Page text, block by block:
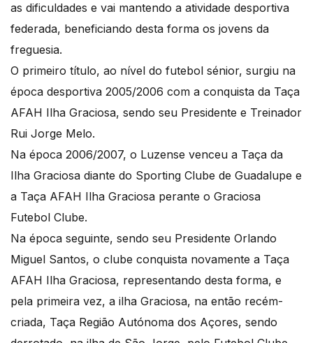
as dificuldades e vai mantendo a atividade desportiva
federada, beneficiando desta forma os jovens da
freguesia.
O primeiro título, ao nível do futebol sénior, surgiu na
época desportiva 2005/2006 com a conquista da Taça
AFAH Ilha Graciosa, sendo seu Presidente e Treinador
Rui Jorge Melo.
Na época 2006/2007, o Luzense venceu a Taça da
Ilha Graciosa diante do Sporting Clube de Guadalupe e
a Taça AFAH Ilha Graciosa perante o Graciosa
Futebol Clube.
Na época seguinte, sendo seu Presidente Orlando
Miguel Santos, o clube conquista novamente a Taça
AFAH Ilha Graciosa, representando desta forma, e
pela primeira vez, a ilha Graciosa, na então recém-
criada, Taça Região Autónoma dos Açores, sendo